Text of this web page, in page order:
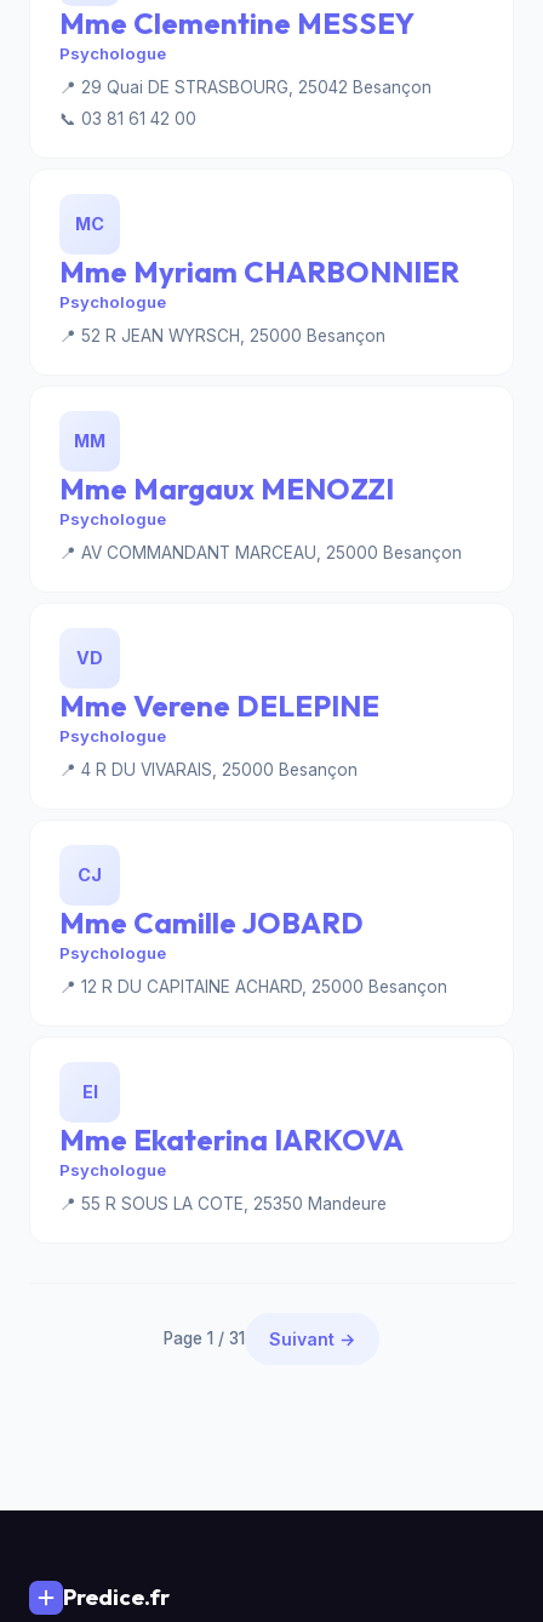
Mme Clementine MESSEY
Psychologue
📍 29 Quai DE STRASBOURG, 25042 Besançon
📞 03 81 61 42 00
MC
Mme Myriam CHARBONNIER
Psychologue
📍 52 R JEAN WYRSCH, 25000 Besançon
MM
Mme Margaux MENOZZI
Psychologue
📍 AV COMMANDANT MARCEAU, 25000 Besançon
VD
Mme Verene DELEPINE
Psychologue
📍 4 R DU VIVARAIS, 25000 Besançon
CJ
Mme Camille JOBARD
Psychologue
📍 12 R DU CAPITAINE ACHARD, 25000 Besançon
EI
Mme Ekaterina IARKOVA
Psychologue
📍 55 R SOUS LA COTE, 25350 Mandeure
Page 1 / 31 Suivant →
Predice.fr